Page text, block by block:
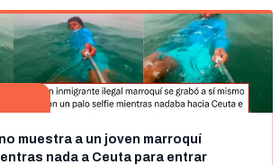
muestra a un joven marroquí
nada a Ceuta para entrar